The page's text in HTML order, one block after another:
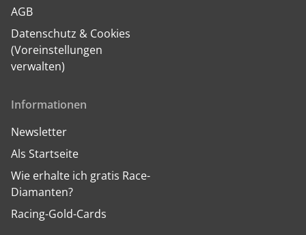
AGB
Datenschutz & Cookies
(Voreinstellungen
verwalten)
Informationen
Newsletter
Als Startseite
Wie erhalte ich gratis Race-
Diamanten?
Racing-Gold-Cards